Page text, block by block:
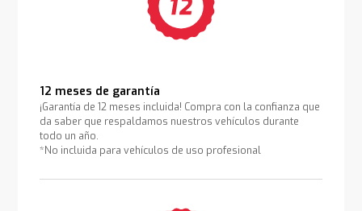
12 meses de garantía
¡Garantía de 12 meses incluida! Compra con la confianza que
da saber que respaldamos nuestros vehículos durante
todo un año.
*No incluida para vehículos de uso profesional